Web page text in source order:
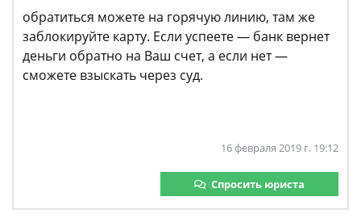
обратиться можете на горячую линию, там же
заблокируйте карту. Если успеете — банк вернет
деньги обратно на Ваш счет, а если нет —
сможете взыскать через суд.
16 февраля 2019 г. 19:12
Спросить юриста